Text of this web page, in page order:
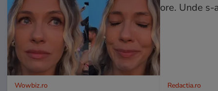
Wowbiz.ro Redactia.ro